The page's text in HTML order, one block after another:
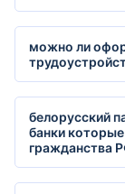
можно ли
белорусский
банки
гражданства